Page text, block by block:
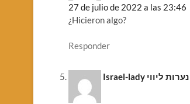
27 de julio de 2022 a las 23:46
¿Hicieron algo?
Responder
Israel-lady נערות ליווי